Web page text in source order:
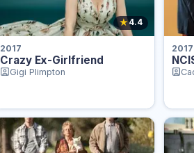
★4.4
2017
Crazy Ex-Girlfriend
Gigi Plimpton
2017